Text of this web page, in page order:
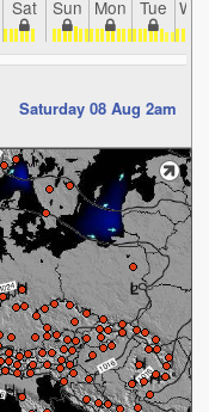
Sat Sun Mon Tue
Saturday 08 Aug 2am